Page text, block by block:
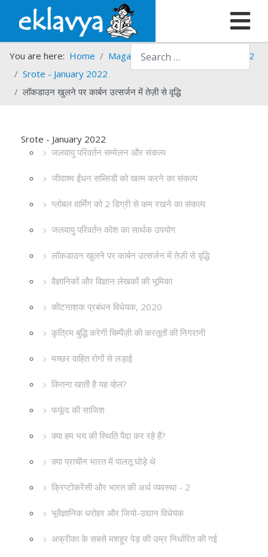
Search
You are here: Home Magazines Srote
Srote - 2022
Srote - January 2022
लॉकडाउन खुलने पर कार्बन उत्सर्जन में तेज़ी से वृद्धि
Srote - January 2022
जलवायु परिवर्तन सम्मेलन और संकल्प
जीवाश्म ईंधन सब्सिडी को खत्म करने का संकल्प
ग्लोबल वार्मिंग को 2 डिग्री से कम रखने का संकल्प
जलवायु परिवर्तन कोश का सार्थक उपयोग
लॉकडाउन खुलने पर कार्बन उत्सर्जन में तेज़ी से वृद्धि
वैज्ञानिकों और विज्ञान लेखकों की भूमिका
कीटनाशक प्रबंधन विधेयक, 2020
कृत्रिम बुद्धि करेगी चिम्पैंज़ी की करतूतों की निगरानी
मच्छर वाहित रोगों से लड़ाई
कितना खाती है यह व्हेल?
फफूंद की साजिश
क्या हम भय की स्थिति पैदा कर रहे हैं?
क्या प्राचीन भारत में पालतू घोड़े थे
क्रिप्टोकरेंसी और भारत की अर्थ व्यवस्था - 2
भूवैज्ञानिक धरोहर और जियो-उद्यान विधेयक
अफ्रीका के सबसे मशहूर पेड़ की उम्र निर्धारित की गई